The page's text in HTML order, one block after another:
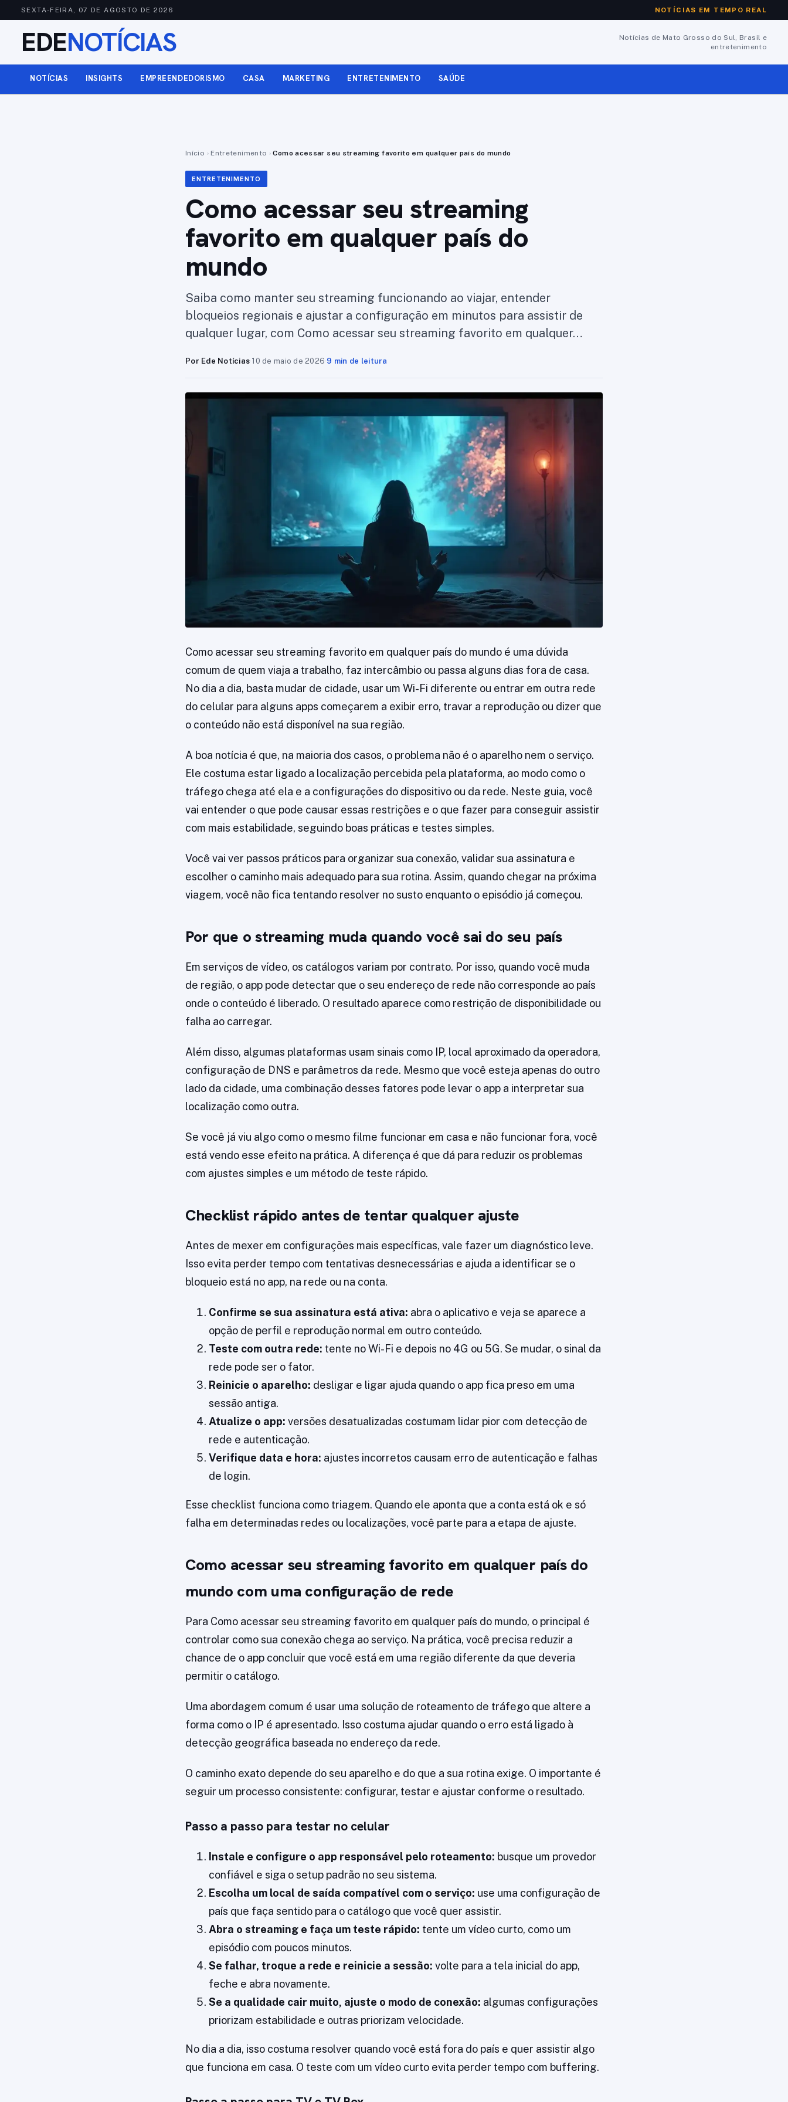
SEXTA-FEIRA, 07 DE AGOSTO DE 2026 NOTÍCIAS EM TEMPO REAL
EDENOTÍCIAS
Notícias de Mato Grosso do Sul, Brasil e
entretenimento
NOTÍCIAS INSIGHTS EMPREENDEDORISMO CASA MARKETING ENTRETENIMENTO SAÚDE
Início › Entretenimento › Como acessar seu streaming favorito em qualquer país do mundo
ENTRETENIMENTO
Como acessar seu streaming
favorito em qualquer país do
mundo
Saiba como manter seu streaming funcionando ao viajar, entender
bloqueios regionais e ajustar a configuração em minutos para assistir de
qualquer lugar, com Como acessar seu streaming favorito em qualquer…
Por Ede Notícias·10 de maio de 2026·9 min de leitura
Como acessar seu streaming favorito em qualquer país do mundo é uma dúvida
comum de quem viaja a trabalho, faz intercâmbio ou passa alguns dias fora de casa.
No dia a dia, basta mudar de cidade, usar um Wi-Fi diferente ou entrar em outra rede
do celular para alguns apps começarem a exibir erro, travar a reprodução ou dizer que
o conteúdo não está disponível na sua região.
A boa notícia é que, na maioria dos casos, o problema não é o aparelho nem o serviço.
Ele costuma estar ligado a localização percebida pela plataforma, ao modo como o
tráfego chega até ela e a configurações do dispositivo ou da rede. Neste guia, você
vai entender o que pode causar essas restrições e o que fazer para conseguir assistir
com mais estabilidade, seguindo boas práticas e testes simples.
Você vai ver passos práticos para organizar sua conexão, validar sua assinatura e
escolher o caminho mais adequado para sua rotina. Assim, quando chegar na próxima
viagem, você não fica tentando resolver no susto enquanto o episódio já começou.
Por que o streaming muda quando você sai do seu país
Em serviços de vídeo, os catálogos variam por contrato. Por isso, quando você muda
de região, o app pode detectar que o seu endereço de rede não corresponde ao país
onde o conteúdo é liberado. O resultado aparece como restrição de disponibilidade ou
falha ao carregar.
Além disso, algumas plataformas usam sinais como IP, local aproximado da operadora,
configuração de DNS e parâmetros da rede. Mesmo que você esteja apenas do outro
lado da cidade, uma combinação desses fatores pode levar o app a interpretar sua
localização como outra.
Se você já viu algo como o mesmo filme funcionar em casa e não funcionar fora, você
está vendo esse efeito na prática. A diferença é que dá para reduzir os problemas
com ajustes simples e um método de teste rápido.
Checklist rápido antes de tentar qualquer ajuste
Antes de mexer em configurações mais específicas, vale fazer um diagnóstico leve.
Isso evita perder tempo com tentativas desnecessárias e ajuda a identificar se o
bloqueio está no app, na rede ou na conta.
Confirme se sua assinatura está ativa: abra o aplicativo e veja se aparece a
opção de perfil e reprodução normal em outro conteúdo.
Teste com outra rede: tente no Wi-Fi e depois no 4G ou 5G. Se mudar, o sinal da
rede pode ser o fator.
Reinicie o aparelho: desligar e ligar ajuda quando o app fica preso em uma
sessão antiga.
Atualize o app: versões desatualizadas costumam lidar pior com detecção de
rede e autenticação.
Verifique data e hora: ajustes incorretos causam erro de autenticação e falhas
de login.
Esse checklist funciona como triagem. Quando ele aponta que a conta está ok e só
falha em determinadas redes ou localizações, você parte para a etapa de ajuste.
Como acessar seu streaming favorito em qualquer país do
mundo com uma configuração de rede
Para Como acessar seu streaming favorito em qualquer país do mundo, o principal é
controlar como sua conexão chega ao serviço. Na prática, você precisa reduzir a
chance de o app concluir que você está em uma região diferente da que deveria
permitir o catálogo.
Uma abordagem comum é usar uma solução de roteamento de tráfego que altere a
forma como o IP é apresentado. Isso costuma ajudar quando o erro está ligado à
detecção geográfica baseada no endereço da rede.
O caminho exato depende do seu aparelho e do que a sua rotina exige. O importante é
seguir um processo consistente: configurar, testar e ajustar conforme o resultado.
Passo a passo para testar no celular
Instale e configure o app responsável pelo roteamento: busque um provedor
confiável e siga o setup padrão no seu sistema.
Escolha um local de saída compatível com o serviço: use uma configuração de
país que faça sentido para o catálogo que você quer assistir.
Abra o streaming e faça um teste rápido: tente um vídeo curto, como um
episódio com poucos minutos.
Se falhar, troque a rede e reinicie a sessão: volte para a tela inicial do app,
feche e abra novamente.
Se a qualidade cair muito, ajuste o modo de conexão: algumas configurações
priorizam estabilidade e outras priorizam velocidade.
No dia a dia, isso costuma resolver quando você está fora do país e quer assistir algo
que funciona em casa. O teste com um vídeo curto evita perder tempo com buffering.